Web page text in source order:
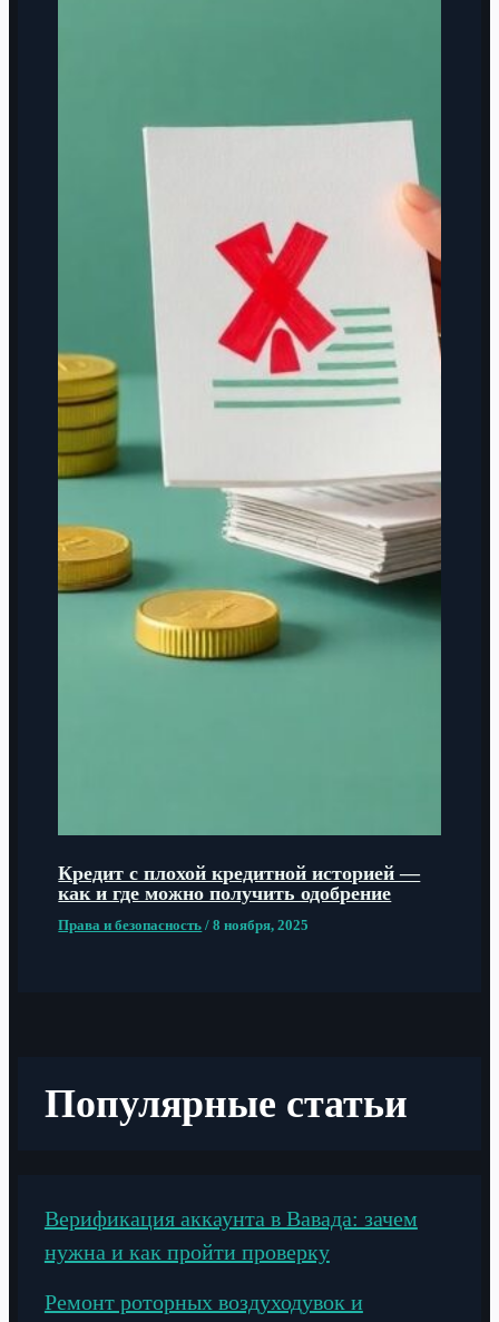
Кредит с плохой кредитной историей —
как и где можно получить одобрение
Права и безопасность /8 ноября, 2025
Популярные статьи
Верификация аккаунта в Вавада: зачем
нужна и как пройти проверку
Ремонт роторных воздуходувок и